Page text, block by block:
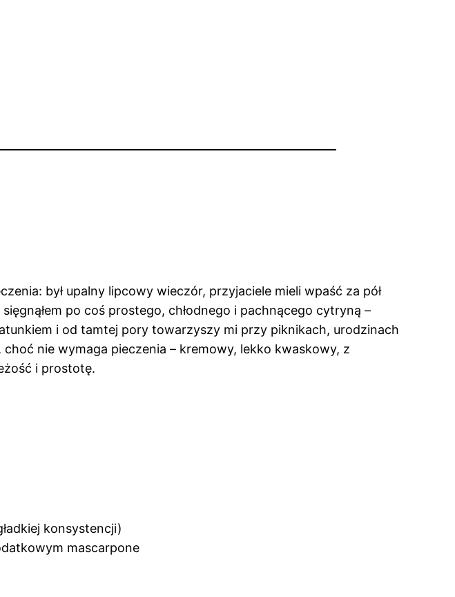
był upalny lipcowy wieczór, przyjaciele mieli wpaść za pół
po coś prostego, chłodnego i pachnącego cytryną –
i od tamtej pory towarzyszy mi przy piknikach, urodzinach
nie wymaga pieczenia – kremowy, lekko kwaskowy, z
i prostotę.
konsystencji)
mascarpone